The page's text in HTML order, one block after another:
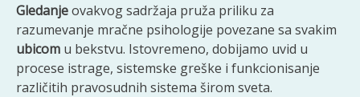
Gledanjeovakvog sadržaja pruža priliku za
razumevanje mračne psihologije povezane sa svakim
ubicom u bekstvu. Istovremeno, dobijamo uvid u
procese istrage, sistemske greške i funkcionisanje
različitih pravosudnih sistema širom sveta.